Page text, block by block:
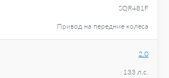
SQR481F
Привод на передние колеса
2.0
133 л.с.